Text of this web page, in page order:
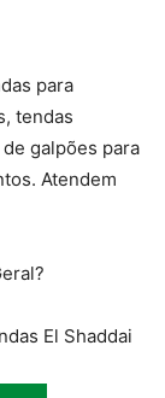
para
tendas
galpões para
Atendem
El Shaddai